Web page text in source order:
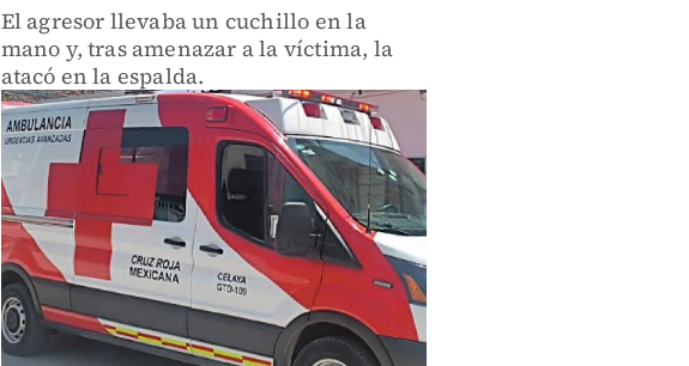
El agresor llevaba un cuchillo en la
mano y, tras amenazar a la víctima, la
atacó en la espalda.